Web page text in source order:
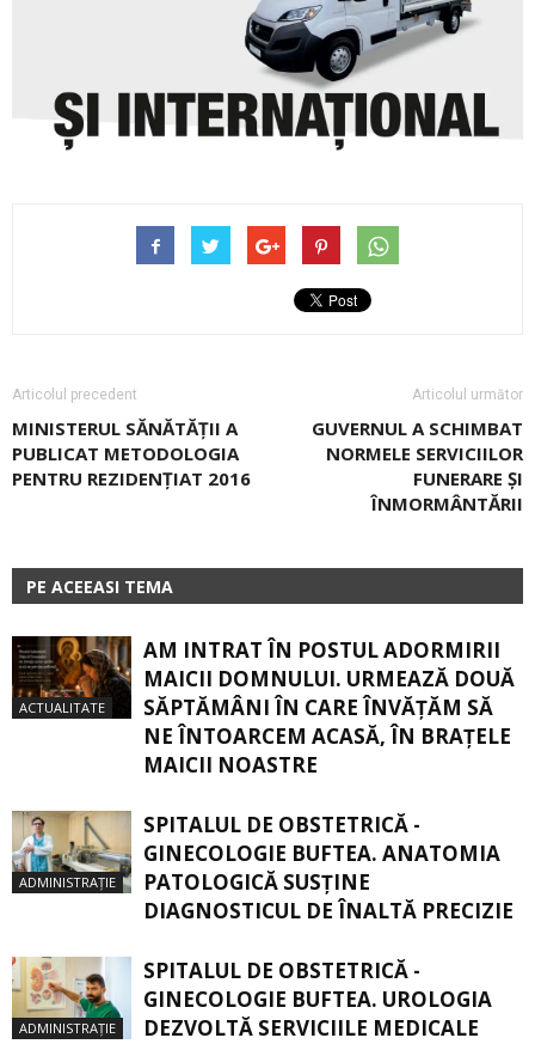
Articolul precedent
MINISTERUL SĂNĂTĂŢII A
PUBLICAT METODOLOGIA
PENTRU REZIDENŢIAT 2016
Articolul următor
GUVERNUL A SCHIMBAT
NORMELE SERVICIILOR
FUNERARE ȘI
ÎNMORMÂNTĂRII
PE ACEEASI TEMA
ACTUALITATE
AM INTRAT ÎN POSTUL ADORMIRII
MAICII DOMNULUI. URMEAZĂ DOUĂ
SĂPTĂMÂNI ÎN CARE ÎNVĂŢĂM SĂ
NE ÎNTOARCEM ACASĂ, ÎN BRAŢELE
MAICII NOASTRE
ADMINISTRAȚIE
SPITALUL DE OBSTETRICĂ -
GINECOLOGIE BUFTEA. ANATOMIA
PATOLOGICĂ SUSŢINE
DIAGNOSTICUL DE ÎNALTĂ PRECIZIE
ADMINISTRAȚIE
SPITALUL DE OBSTETRICĂ -
GINECOLOGIE BUFTEA. UROLOGIA
DEZVOLTĂ SERVICIILE MEDICALE